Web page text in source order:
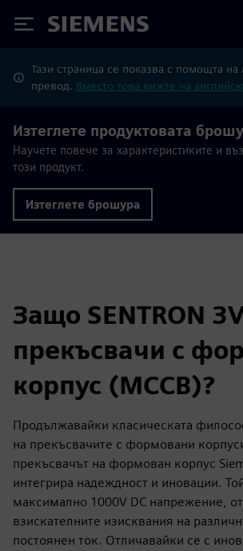
Siemens
Тази страница се показва с помощта на
превод. Вместо това вижте на
Изтеглете продуктовата
Научете повече за характеристиките и
този продукт.
Изтеглете брошура
Защо SENTRON
прекъсвачи с
корпус (MCCB)?
Продължавайки класическата
на прекъсвачите с формовани
прекъсвачът на формован корпус
интегрира надеждност и иновации.
максимално 1000V DC напрежение,
взискателните изисквания на
постоянен ток. Отличавайки се с